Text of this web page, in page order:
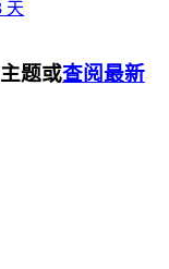
天
题或查阅最新